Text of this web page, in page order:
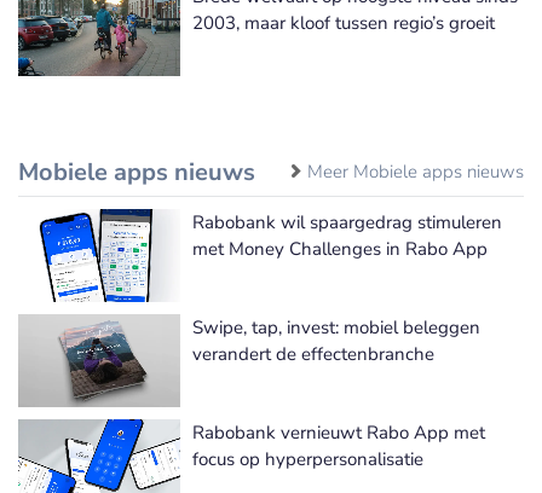
2003, maar kloof tussen regio’s groeit
Mobiele apps nieuws Meer Mobiele apps nieuws
Rabobank wil spaargedrag stimuleren
met Money Challenges in Rabo App
Swipe, tap, invest: mobiel beleggen
verandert de effectenbranche
Rabobank vernieuwt Rabo App met
focus op hyperpersonalisatie